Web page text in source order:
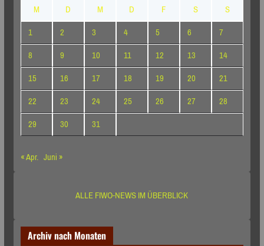
M
D M D F S
S
1
2 3 4 5 6
7
8
9 10 11 12 13
14
15
16 17 18 19 20
21
22
23 24 25 26 27
28
29
30
31
« Apr. Juni »
ALLE FIWO-NEWS IM ÜBERBLICK
Archiv nach Monaten